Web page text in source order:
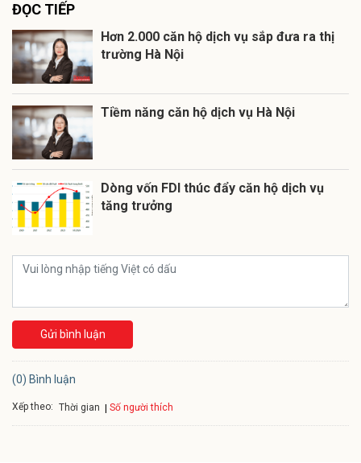
ĐỌC TIẾP
Hơn 2.000 căn hộ dịch vụ sắp đưa ra thị
trường Hà Nội
Tiềm năng căn hộ dịch vụ Hà Nội
Dòng vốn FDI thúc đẩy căn hộ dịch vụ
tăng trưởng
Gửi bình luận
(0) Bình luận
Xếp theo: Thời gian Số người thích